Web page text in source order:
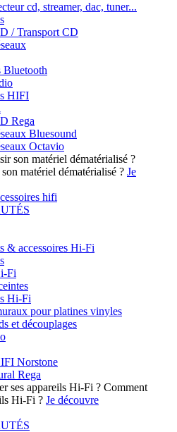
cd, streamer, dac, tuner...
/ Transport CD
Bluetooth
HIFI
Rega
Bluesound
Octavio
matériel dématérialisé ? Je
hifi
& accessoires Hi-Fi
Fi
Hi-Fi
pour platines vinyles
et découplages
Norstone
Rega
Comment
Hi-Fi ? Je découvre